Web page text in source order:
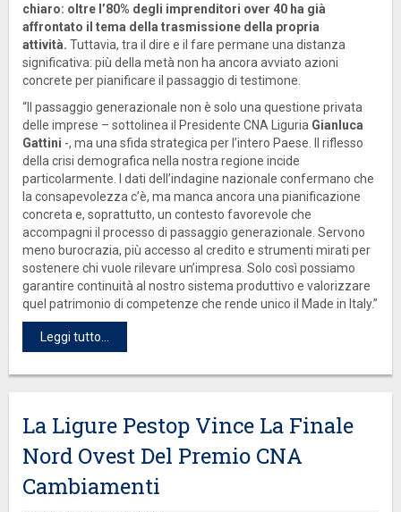
chiaro: oltre l’80% degli imprenditori over 40 ha già
affrontato il tema della trasmissione della propria
attività. Tuttavia, tra il dire e il fare permane una distanza
significativa: più della metà non ha ancora avviato azioni
concrete per pianificare il passaggio di testimone.
“Il passaggio generazionale non è solo una questione privata
delle imprese – sottolinea il Presidente CNA Liguria Gianluca
Gattini -, ma una sfida strategica per l’intero Paese. Il riflesso
della crisi demografica nella nostra regione incide
particolarmente. I dati dell’indagine nazionale confermano che
la consapevolezza c’è, ma manca ancora una pianificazione
concreta e, soprattutto, un contesto favorevole che
accompagni il processo di passaggio generazionale. Servono
meno burocrazia, più accesso al credito e strumenti mirati per
sostenere chi vuole rilevare un’impresa. Solo così possiamo
garantire continuità al nostro sistema produttivo e valorizzare
quel patrimonio di competenze che rende unico il Made in Italy.”
Leggi tutto...
La Ligure Pestop Vince La Finale
Nord Ovest Del Premio CNA
Cambiamenti